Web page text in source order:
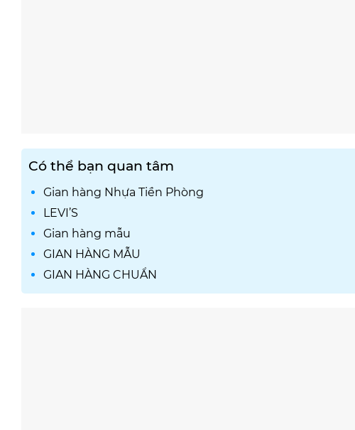
Có thể bạn quan tâm
Gian hàng Nhựa Tiền Phòng
LEVI’S
Gian hàng mẫu
GIAN HÀNG MẪU
GIAN HÀNG CHUẨN